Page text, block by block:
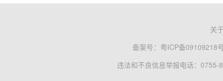
关
备案号： 粤ICP备09109218
违法和不良信息举报电话：0755-